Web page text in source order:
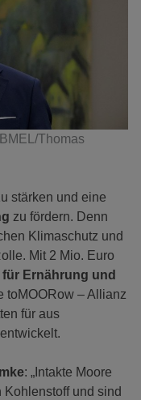
Thomas
stärken und eine
zu fördern. Denn
Klimaschutz und
Mit 2 Mio. Euro
Ernährung und
toMOORow – Allianz
für aus
: „Intakte Moore
und sind